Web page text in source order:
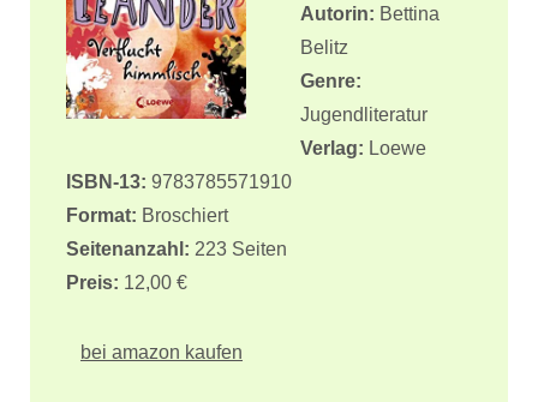
Autorin: Bettina
Belitz
Genre:
Jugendliteratur
Verlag: Loewe
ISBN-13: 9783785571910
Format: Broschiert
Seitenanzahl: 223 Seiten
Preis: 12,00 €
bei amazon kaufen